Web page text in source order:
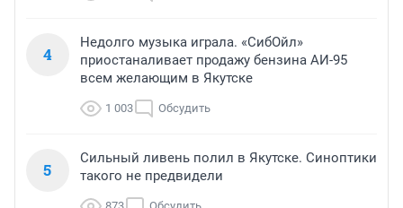
4
Недолго музыка играла. «СибОйл»
приостаналивает продажу бензина АИ-95
всем желающим в Якутске
1 003 Обсудить
5
Сильный ливень полил в Якутске. Синоптики
такого не предвидели